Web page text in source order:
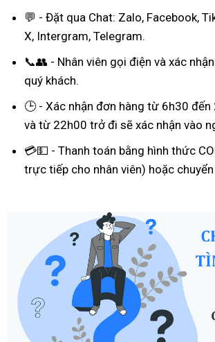
💬 - Đặt qua Chat: Zalo, Facebook,
X, Intergram, Telegram.
📞👥 - Nhân viên gọi điện và xác
quý khách.
🕒 - Xác nhận đơn hàng từ 6h30 đến
và từ 22h00 trở đi sẽ xác nhận vào
💳💵 - Thanh toán bằng hình thức
trực tiếp cho nhân viên) hoặc